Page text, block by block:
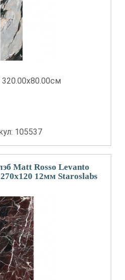
320.00x80.00см
105537
Matt Rosso Levanto
12мм Staroslabs